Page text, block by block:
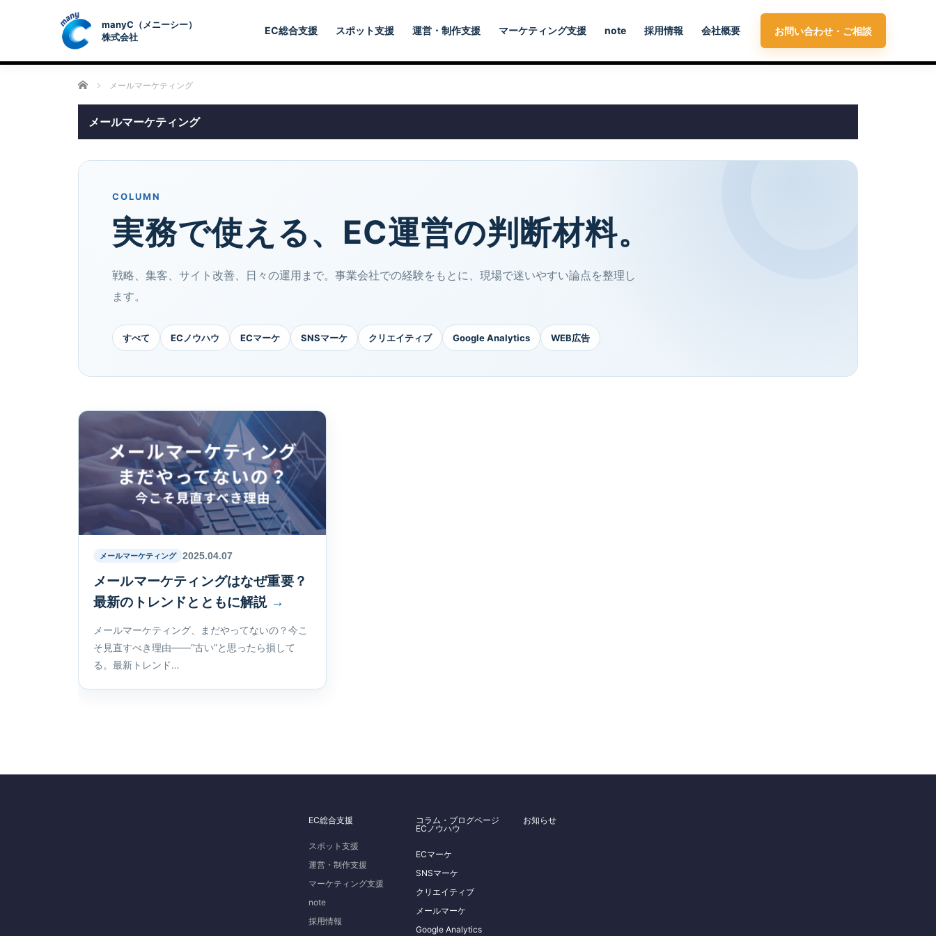
お問い合わせ・ご相談
EC総合支援 スポット支援 運営・制作支援 マーケティング支援 note 採用情報 会社概要
ホーム メールマーケティング
メールマーケティング
COLUMN
実務で使える、EC運営の判断材料。
戦略、集客、サイト改善、日々の運用まで。事業会社での経験をもとに、現場で迷いやすい論点を整理し
ます。
すべて ECノウハウ ECマーケ SNSマーケ クリエイティブ Google Analytics WEB広告
メールマーケティング 2025.04.07
メールマーケティングはなぜ重要？
最新のトレンドとともに解説
メールマーケティング、まだやってないの？今こ
そ見直すべき理由――“古い”と思ったら損して
る。最新トレンド…
EC総合支援
スポット支援
運営・制作支援
マーケティング支援
note
採用情報
コラム・ブログページ
ECノウハウ
ECマーケ
SNSマーケ
クリエイティブ
メールマーケ
Google Analytics
お知らせ